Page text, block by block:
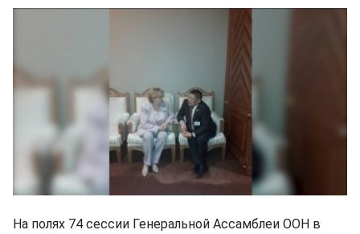
На полях 74 сессии Генеральной Ассамблеи ООН в